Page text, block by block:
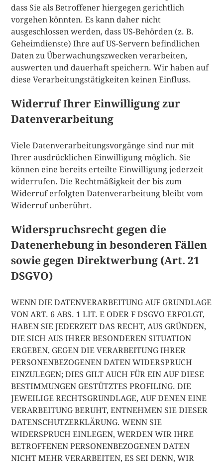
dass Sie als Betroffener hiergegen gerichtlich
vorgehen könnten. Es kann daher nicht
ausgeschlossen werden, dass US-Behörden (z. B.
Geheimdienste) Ihre auf US-Servern befindlichen
Daten zu Überwachungszwecken verarbeiten,
auswerten und dauerhaft speichern. Wir haben auf
diese Verarbeitungstätigkeiten keinen Einfluss.
Widerruf Ihrer Einwilligung zur
Datenverarbeitung
Viele Datenverarbeitungsvorgänge sind nur mit
Ihrer ausdrücklichen Einwilligung möglich. Sie
können eine bereits erteilte Einwilligung jederzeit
widerrufen. Die Rechtmäßigkeit der bis zum
Widerruf erfolgten Datenverarbeitung bleibt vom
Widerruf unberührt.
Widerspruchsrecht gegen die
Datenerhebung in besonderen Fällen
sowie gegen Direktwerbung (Art. 21
DSGVO)
WENN DIE DATENVERARBEITUNG AUF GRUNDLAGE
VON ART. 6 ABS. 1 LIT. E ODER F DSGVO ERFOLGT,
HABEN SIE JEDERZEIT DAS RECHT, AUS GRÜNDEN,
DIE SICH AUS IHRER BESONDEREN SITUATION
ERGEBEN, GEGEN DIE VERARBEITUNG IHRER
PERSONENBEZOGENEN DATEN WIDERSPRUCH
EINZULEGEN; DIES GILT AUCH FÜR EIN AUF DIESE
BESTIMMUNGEN GESTÜTZTES PROFILING. DIE
JEWEILIGE RECHTSGRUNDLAGE, AUF DENEN EINE
VERARBEITUNG BERUHT, ENTNEHMEN SIE DIESER
DATENSCHUTZERKLÄRUNG. WENN SIE
WIDERSPRUCH EINLEGEN, WERDEN WIR IHRE
BETROFFENEN PERSONENBEZOGENEN DATEN
NICHT MEHR VERARBEITEN, ES SEI DENN, WIR